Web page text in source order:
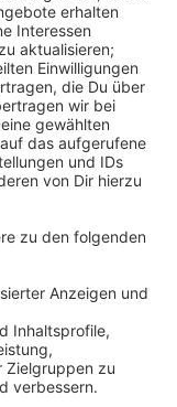
Liegendanfahrt,
und
wir die Struktur,
ZNA perfekt
und
optimierter
Selbstzuweiser
in Hüls und
neun